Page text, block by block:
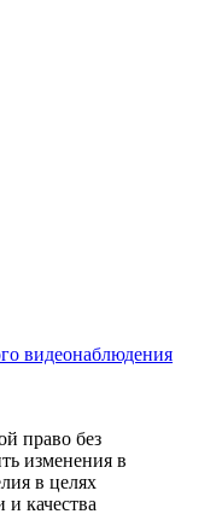
видеонаблюдения
право без
изменения в
в целях
качества